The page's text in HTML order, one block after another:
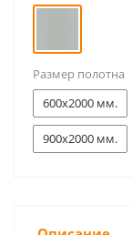
Размер полотна
600x2000 мм.
900x2000 мм.